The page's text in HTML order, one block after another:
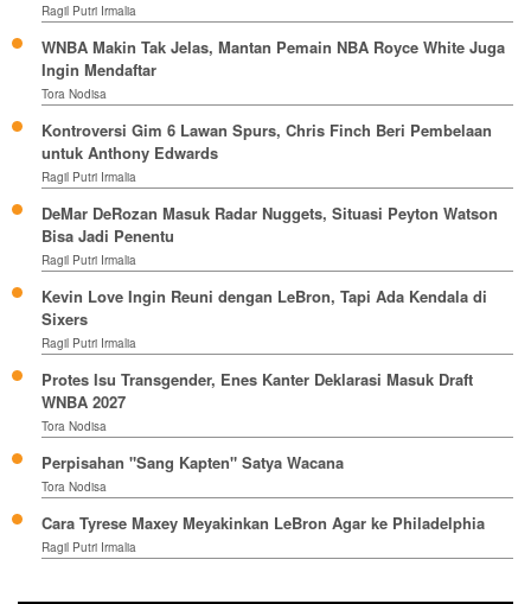
Ragil Putri Irmalia
WNBA Makin Tak Jelas, Mantan Pemain NBA Royce White Juga
Ingin Mendaftar
Tora Nodisa
Kontroversi Gim 6 Lawan Spurs, Chris Finch Beri Pembelaan
untuk Anthony Edwards
Ragil Putri Irmalia
DeMar DeRozan Masuk Radar Nuggets, Situasi Peyton Watson
Bisa Jadi Penentu
Ragil Putri Irmalia
Kevin Love Ingin Reuni dengan LeBron, Tapi Ada Kendala di
Sixers
Ragil Putri Irmalia
Protes Isu Transgender, Enes Kanter Deklarasi Masuk Draft
WNBA 2027
Tora Nodisa
Perpisahan "Sang Kapten" Satya Wacana
Tora Nodisa
Cara Tyrese Maxey Meyakinkan LeBron Agar ke Philadelphia
Ragil Putri Irmalia